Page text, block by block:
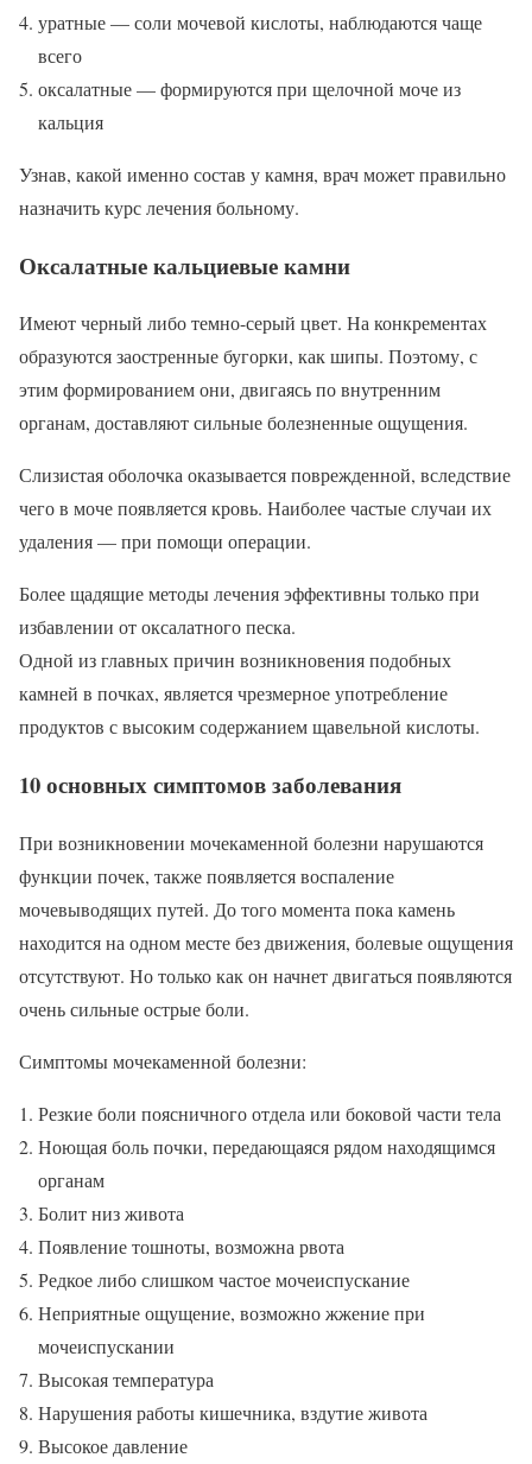
уратные — соли мочевой кислоты, наблюдаются чаще
всего
оксалатные — формируются при щелочной моче из
кальция
Узнав, какой именно состав у камня, врач может правильно
назначить курс лечения больному.
Оксалатные кальциевые камни
Имеют черный либо темно-серый цвет. На конкрементах
образуются заостренные бугорки, как шипы. Поэтому, с
этим формированием они, двигаясь по внутренним
органам, доставляют сильные болезненные ощущения.
Слизистая оболочка оказывается поврежденной, вследствие
чего в моче появляется кровь. Наиболее частые случаи их
удаления — при помощи операции.
Более щадящие методы лечения эффективны только при
избавлении от оксалатного песка.
Одной из главных причин возникновения подобных
камней в почках, является чрезмерное употребление
продуктов с высоким содержанием щавельной кислоты.
10 основных симптомов заболевания
При возникновении мочекаменной болезни нарушаются
функции почек, также появляется воспаление
мочевыводящих путей. До того момента пока камень
находится на одном месте без движения, болевые ощущения
отсутствуют. Но только как он начнет двигаться появляются
очень сильные острые боли.
Симптомы мочекаменной болезни:
Резкие боли поясничного отдела или боковой части тела
Ноющая боль почки, передающаяся рядом находящимся
органам
Болит низ живота
Появление тошноты, возможна рвота
Редкое либо слишком частое мочеиспускание
Неприятные ощущение, возможно жжение при
мочеиспускании
Высокая температура
Нарушения работы кишечника, вздутие живота
Высокое давление